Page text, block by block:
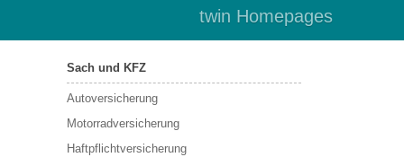
twin Homepages
Sach und KFZ
Autoversicherung
Motorradversicherung
Haftpflichtversicherung